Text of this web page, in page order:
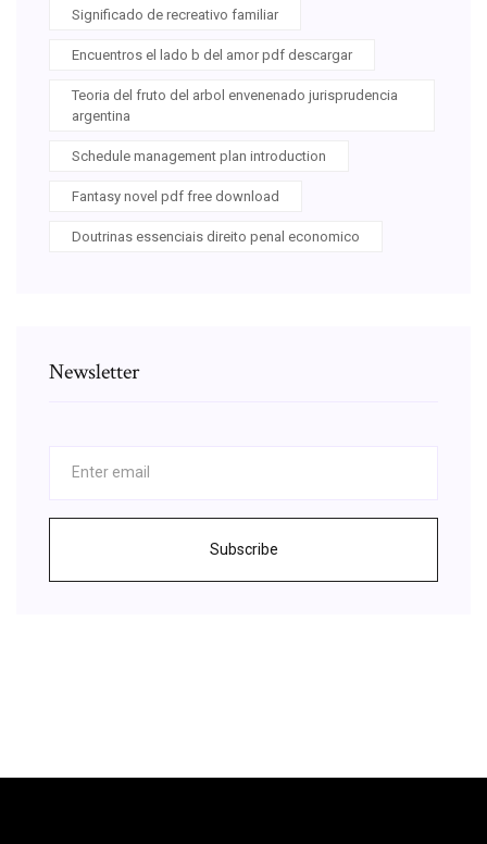
Significado de recreativo familiar
Encuentros el lado b del amor pdf descargar
Teoria del fruto del arbol envenenado jurisprudencia
argentina
Schedule management plan introduction
Fantasy novel pdf free download
Doutrinas essenciais direito penal economico
Newsletter
Subscribe